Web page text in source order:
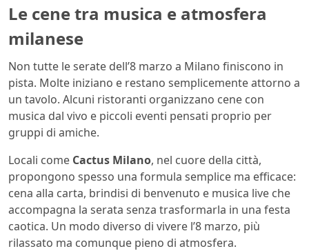
Le cene tra musica e atmosfera
milanese
Non tutte le serate dell’8 marzo a Milano finiscono in
pista. Molte iniziano e restano semplicemente attorno a
un tavolo. Alcuni ristoranti organizzano cene con
musica dal vivo e piccoli eventi pensati proprio per
gruppi di amiche.
Locali come Cactus Milano, nel cuore della città,
propongono spesso una formula semplice ma efficace:
cena alla carta, brindisi di benvenuto e musica live che
accompagna la serata senza trasformarla in una festa
caotica. Un modo diverso di vivere l’8 marzo, più
rilassato ma comunque pieno di atmosfera.